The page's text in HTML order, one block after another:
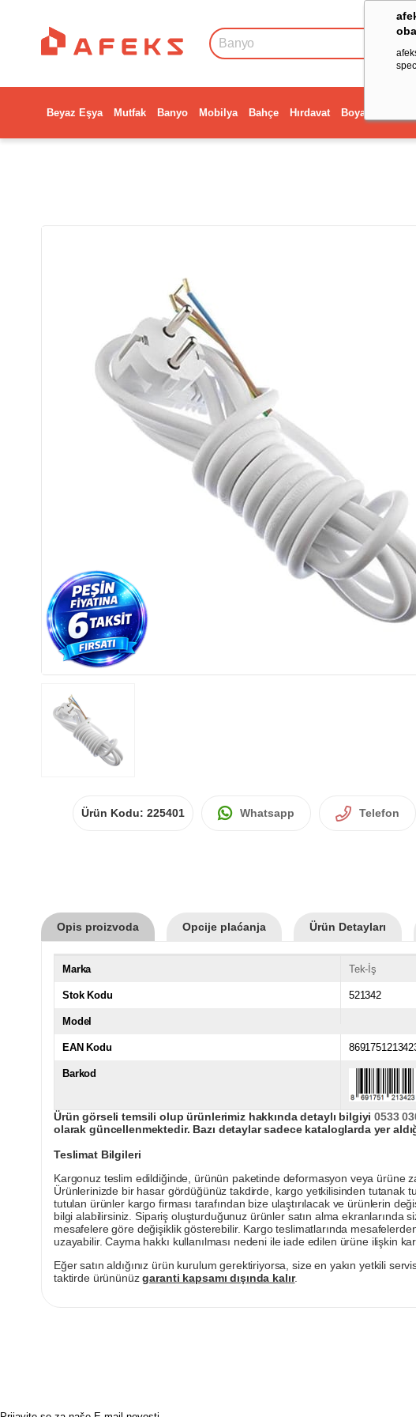
Beyaz Eşya Mutfak Banyo Mobilya Bahçe Hırdavat Boya
Ürün Kodu: 225401 Whatsapp Telefon
Opis proizvoda Opcije plaćanja Ürün Detayları
Marka Tek-İş
Stok Kodu 521342
Model
EAN Kodu
Barkod
Ürün görseli temsili olup ürünlerimiz hakkında detaylı bilgiyi0533
olarak güncellenmektedir. Bazı detaylar sadece kataloglarda yer
Teslimat Bilgileri
Kargonuz teslim edildiğinde, ürünün paketinde deformasyon veya ürüne
Ürünlerinizde bir hasar gördüğünüz takdirde, kargo yetkilisinden tutanak
tutulan ürünler kargo firması tarafından bize ulaştırılacak ve ürünlerin
bilgi alabilirsiniz. Sipariş oluşturduğunuz ürünler satın alma
mesafelere göre değişiklik gösterebilir. Kargo teslimatlarında
uzayabilir. Cayma hakkı kullanılması nedeni ile iade edilen ürüne ilişkin
Eğer satın aldığınız ürün kurulum gerektiriyorsa, size en yakın yetkili
taktirde ürününüzgaranti kapsamı dışında kalır.